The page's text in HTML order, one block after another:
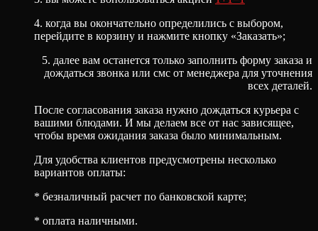
4. когда вы окончательно определились с выбором,
перейдите в корзину и нажмите кнопку «Заказать»;
5. далее вам останется только заполнить форму заказа и
дождаться звонка или смс от менеджера для уточнения
всех деталей.
После согласования заказа нужно дождаться курьера с
вашими блюдами. И мы делаем все от нас зависящее,
чтобы время ожидания заказа было минимальным.
Для удобства клиентов предусмотрены несколько
вариантов оплаты:
* безналичный расчет по банковской карте;
* оплата наличными.